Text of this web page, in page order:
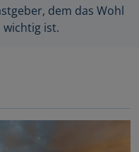
dem das Wohl
ist.